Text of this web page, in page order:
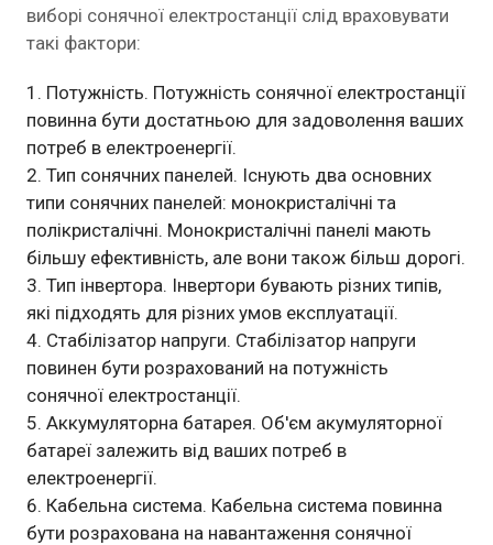
виборі сонячної електростанції слід враховувати
такі фактори:
Потужність. Потужність сонячної електростанції
повинна бути достатньою для задоволення ваших
потреб в електроенергії.
Тип сонячних панелей. Існують два основних
типи сонячних панелей: монокристалічні та
полікристалічні. Монокристалічні панелі мають
більшу ефективність, але вони також більш дорогі.
Тип інвертора. Інвертори бувають різних типів,
які підходять для різних умов експлуатації.
Стабілізатор напруги. Стабілізатор напруги
повинен бути розрахований на потужність
сонячної електростанції.
Аккумуляторна батарея. Об'єм акумуляторної
батареї залежить від ваших потреб в
електроенергії.
Кабельна система. Кабельна система повинна
бути розрахована на навантаження сонячної